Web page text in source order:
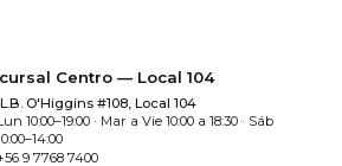
Centro — Local 104
O'Higgins #108, Local 104
10:00–19:00 · Mar a Vie 10:00 a 18:30 · Sáb
9 7768 7400